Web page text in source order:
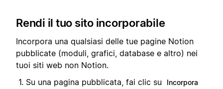
Rendi il tuo sito incorporabile
Incorpora una qualsiasi delle tue pagine Notion
pubblicate (moduli, grafici, database e altro) nei
tuoi siti web non Notion.
Su una pagina pubblicata, fai clic su
Incorpora